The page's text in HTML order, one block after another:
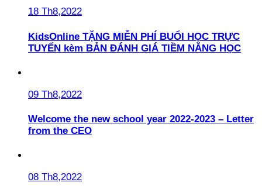
18 Th8,2022
KidsOnline TẶNG MIỄN PHÍ BUỔI HỌC TRỰC
TUYẾN kèm BẢN ĐÁNH GIÁ TIỀM NĂNG HỌC
09 Th8,2022
Welcome the new school year 2022-2023 – Letter
from the CEO
08 Th8,2022